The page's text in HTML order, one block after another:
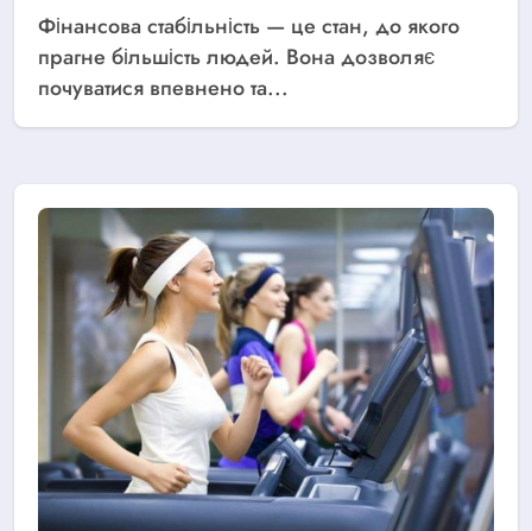
Фінансова стабільність — це стан, до якого
прагне більшість людей. Вона дозволяє
почуватися впевнено та...